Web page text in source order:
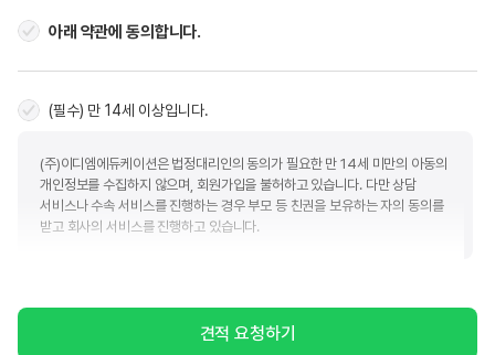
아래 약관에 동의합니다.
(필수) 만 14세 이상입니다.
(주)이디엠에듀케이션은 법정대리인의 동의가 필요한 만 14세 미만의 아동의
개인정보를 수집하지 않으며, 회원가입을 불허하고 있습니다. 다만 상담
서비스나 수속 서비스를 진행하는 경우 부모 등 친권을 보유하는 자의 동의를
받고 회사의 서비스를 진행하고 있습니다.
(주)이디엠에듀케이션(이하 "회사")는 아래와 같은 목적으로 개인정보를 수집
견적 요청하기